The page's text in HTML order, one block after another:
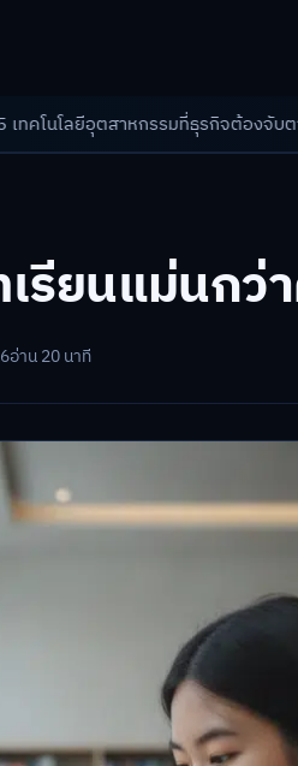
มที่ธุรกิจต้องจับตา/Health Trends
รียนแม่นกว่
อ่าน 20 นาที